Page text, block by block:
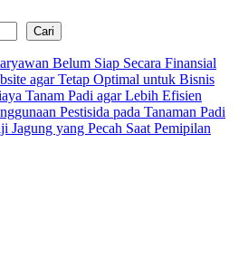
Cari
Belum Siap Secara Finansial
agar Tetap Optimal untuk Bisnis
Tanam Padi agar Lebih Efisien
Pestisida pada Tanaman Padi
Jagung yang Pecah Saat Pemipilan